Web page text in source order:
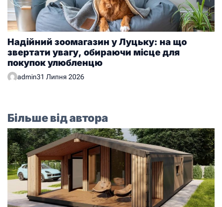
Надійний зоомагазин у Луцьку: на що
звертати увагу, обираючи місце для
покупок улюбленцю
admin31 Липня 2026
Більше від автора